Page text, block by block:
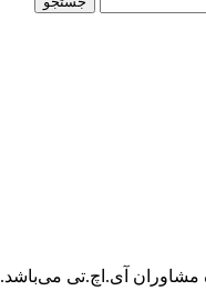
مشاوران آی.اچ.تی می‌باشد.